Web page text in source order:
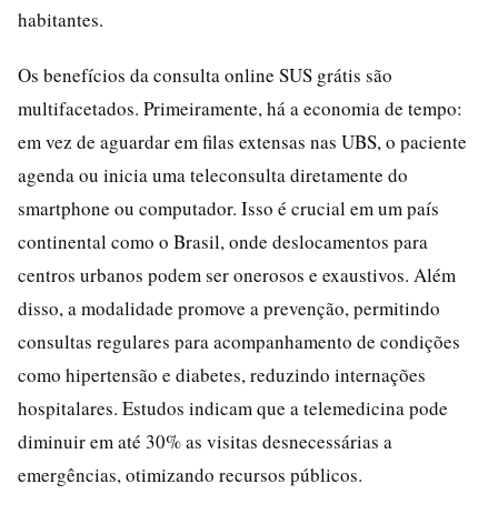
habitantes.
Os benefícios da consulta online SUS grátis são
multifacetados. Primeiramente, há a economia de tempo:
em vez de aguardar em filas extensas nas UBS, o paciente
agenda ou inicia uma teleconsulta diretamente do
smartphone ou computador. Isso é crucial em um país
continental como o Brasil, onde deslocamentos para
centros urbanos podem ser onerosos e exaustivos. Além
disso, a modalidade promove a prevenção, permitindo
consultas regulares para acompanhamento de condições
como hipertensão e diabetes, reduzindo internações
hospitalares. Estudos indicam que a telemedicina pode
diminuir em até 30% as visitas desnecessárias a
emergências, otimizando recursos públicos.